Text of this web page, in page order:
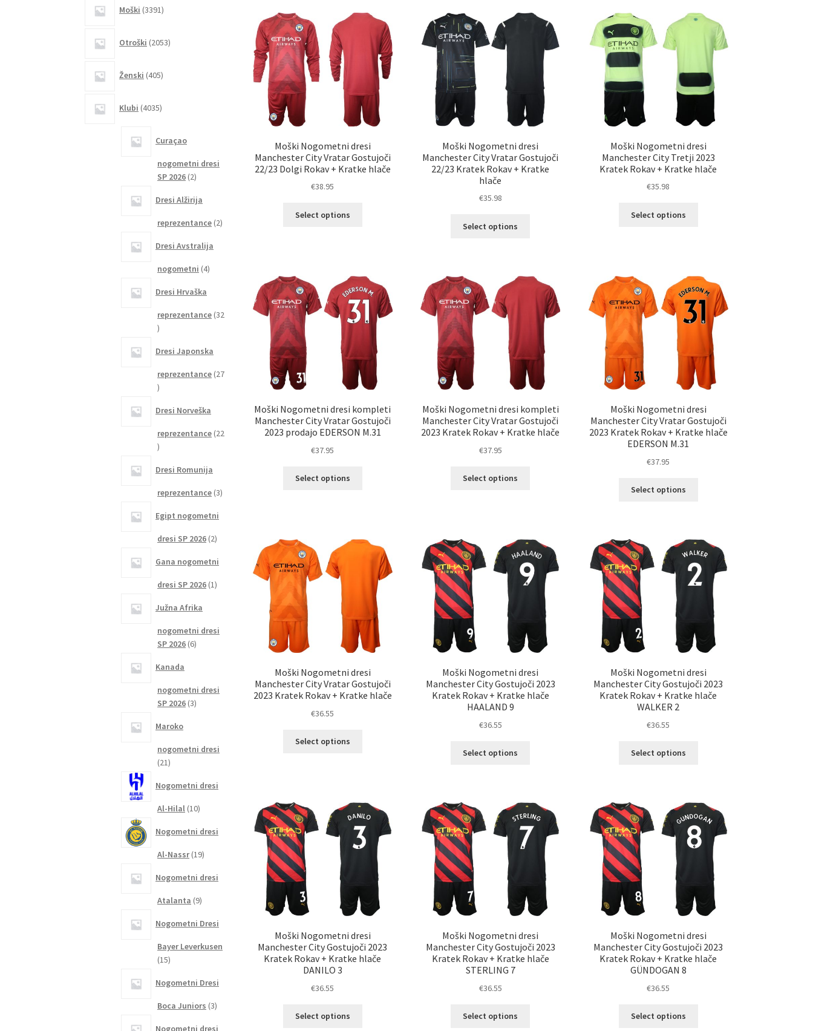
Moški Nogometni dresi
Manchester City Vratar Gostujoči
22/23 Dolgi Rokav + Kratke hlače
€38.95
Select options
Možnosti
lahko
izberete
izdelka
Moški Nogometni dresi
Manchester City Vratar Gostujoči
22/23 Kratek Rokav + Kratke
hlače
€35.98
Select options
različic.
Možnosti
lahko
izberete
strani
izdelka
Moški Nogometni dresi
Manchester City Tretji 2023
Kratek Rokav + Kratke hlače
€35.98
Select options
Možnosti
lahko
izberete
na
strani
izdelka
Moški Nogometni dresi kompleti
Manchester City Vratar Gostujoči
2023 prodajo EDERSON M.31
€37.95
Select options
Možnosti
lahko
izberete
strani
izdelka
Moški Nogometni dresi kompleti
Manchester City Vratar Gostujoči
2023 Kratek Rokav + Kratke hlače
€37.95
Select options
Možnosti
lahko
izberete
na
strani
izdelka
Moški Nogometni dresi
Manchester City Vratar Gostujoči
2023 Kratek Rokav + Kratke hlače
EDERSON M.31
€37.95
Select options
različic.
Možnosti
lahko
izberete
strani
izdelka
Moški Nogometni dresi
Manchester City Vratar Gostujoči
2023 Kratek Rokav + Kratke hlače
€36.55
Select options
Možnosti
lahko
izberete
na
strani
izdelka
Moški Nogometni dresi
Manchester City Gostujoči 2023
Kratek Rokav + Kratke hlače
HAALAND 9
€36.55
Select options
različic.
Možnosti
lahko
izberete
strani
izdelka
Moški Nogometni dresi
Manchester City Gostujoči 2023
Kratek Rokav + Kratke hlače
WALKER 2
€36.55
Select options
različic.
Možnosti
lahko
izberete
strani
izdelka
Moški Nogometni dresi
Manchester City Gostujoči 2023
Kratek Rokav + Kratke hlače
DANILO 3
€36.55
Select options
Moški Nogometni dresi
Manchester City Gostujoči 2023
Kratek Rokav + Kratke hlače
STERLING 7
€36.55
Select options
Moški Nogometni dresi
Manchester City Gostujoči 2023
Kratek Rokav + Kratke hlače
GÜNDOGAN 8
€36.55
Select options
Moški 3391izdelkov
Otroški 2053izdelkov
Ženski 405izdelkov
Klubi 4035izdelkov
Curaçao
nogometni dresi
SP 2026 22
Dresi Alžirija
reprezentance 22
Dresi Avstralija
nogometni 44
Dresi Hrvaška
reprezentance 32
32
Dresi Japonska
reprezentance 27
27
Dresi Norveška
reprezentance 22
22
Dresi Romunija
reprezentance 33
Egipt nogometni
dresi SP 2026 22
Gana nogometni
dresi SP 2026 11
Južna Afrika
nogometni dresi
SP 2026 66
Kanada
nogometni dresi
SP 2026 33
Maroko
nogometni dresi
2121
Nogometni dresi
Al-Hilal 1010
Nogometni dresi
Al-Nassr 1919
Nogometni dresi
Atalanta 99
Nogometni Dresi
Bayer Leverkusen
1515
Nogometni Dresi
Boca Juniors 33
Nogometni dresi